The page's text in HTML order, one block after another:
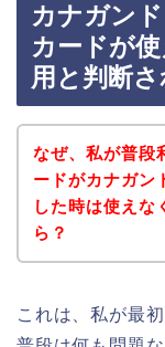
カナガン
カードが
用と判断さ
なぜ、私が普段
ードがカナガン
した時は使えな
ら？
これは、私が最